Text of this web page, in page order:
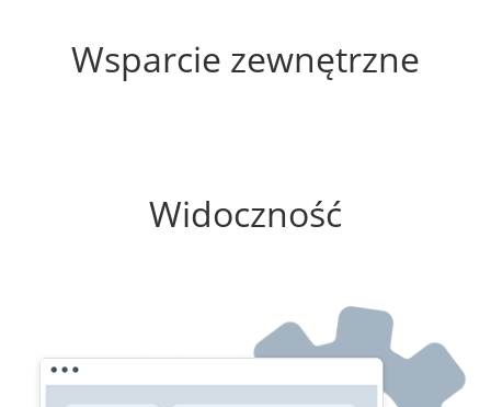
Wsparcie zewnętrzne
Widoczność